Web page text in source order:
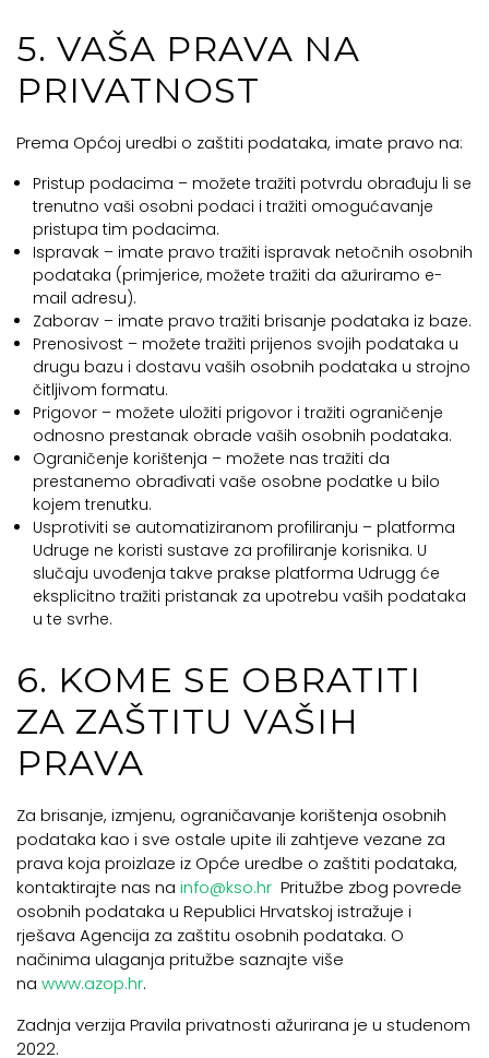
5. VAŠA PRAVA NA
PRIVATNOST
Prema Općoj uredbi o zaštiti podataka, imate pravo na:
Pristup podacima – možete tražiti potvrdu obrađuju li se
trenutno vaši osobni podaci i tražiti omogućavanje
pristupa tim podacima.
Ispravak – imate pravo tražiti ispravak netočnih osobnih
podataka (primjerice, možete tražiti da ažuriramo e-
mail adresu).
Zaborav – imate pravo tražiti brisanje podataka iz baze.
Prenosivost – možete tražiti prijenos svojih podataka u
drugu bazu i dostavu vaših osobnih podataka u strojno
čitljivom formatu.
Prigovor – možete uložiti prigovor i tražiti ograničenje
odnosno prestanak obrade vaših osobnih podataka.
Ograničenje korištenja – možete nas tražiti da
prestanemo obrađivati vaše osobne podatke u bilo
kojem trenutku.
Usprotiviti se automatiziranom profiliranju – platforma
Udruge ne koristi sustave za profiliranje korisnika. U
slučaju uvođenja takve prakse platforma Udrugg će
eksplicitno tražiti pristanak za upotrebu vaših podataka
u te svrhe.
6. KOME SE OBRATITI
ZA ZAŠTITU VAŠIH
PRAVA
Za brisanje, izmjenu, ograničavanje korištenja osobnih
podataka kao i sve ostale upite ili zahtjeve vezane za
prava koja proizlaze iz Opće uredbe o zaštiti podataka,
kontaktirajte nas na info@kso.hr Pritužbe zbog povrede
osobnih podataka u Republici Hrvatskoj istražuje i
rješava Agencija za zaštitu osobnih podataka. O
načinima ulaganja pritužbe saznajte više
na www.azop.hr.
Zadnja verzija Pravila privatnosti ažurirana je u studenom
2022.